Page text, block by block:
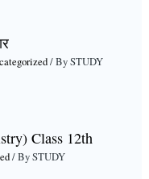
/ BySTUDY
Class 12th
/ BySTUDY